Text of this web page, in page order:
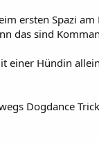
ersten Spazi
das sind
einer Hündin
Dogdance